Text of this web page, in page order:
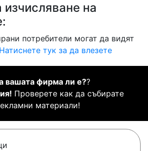
изчисляване на
потребители могат да видят
Натиснете тук за да влезете
вашата фирма ли е??
Проверете как да събирате
материали!